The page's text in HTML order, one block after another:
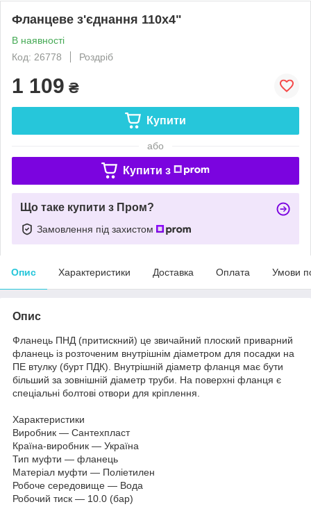
Фланцеве з'єднання 110x4"
В наявності
Код: 26778
Роздріб
1 109 ₴
Купити
або
Купити з
Що таке купити з Пром?
Замовлення під захистом
Опис Характеристики Доставка Оплата Умови
Опис
Фланець ПНД (притискний) це звичайний плоский приварний
фланець із розточеним внутрішнім діаметром для посадки на
ПЕ втулку (бурт ПДК). Внутрішній діаметр фланця має бути
більший за зовнішній діаметр труби. На поверхні фланця є
спеціальні болтові отвори для кріплення.
Характеристики
Виробник — Сантехпласт
Країна-виробник — Україна
Тип муфти — фланець
Матеріал муфти — Поліетилен
Робоче середовище — Вода
Робочий тиск — 10.0 (бар)